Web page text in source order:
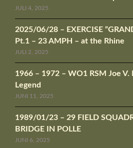
JULI 4, 2025
2025/06/28 – EXERCISE
Pt.1 – 23 AMPH – at the Rhine
JULI 2, 2025
1966 – 1972 – WO1 RSM Joe V.
Legend
JUNI 11, 2025
1989/01/23 – 29 FIELD
BRIDGE IN POLLE
JUNI 6, 2025